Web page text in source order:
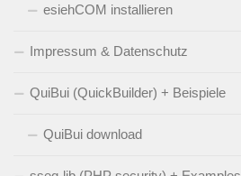
esiehCOM installieren
Impressum & Datenschutz
QuiBui (QuickBuilder) + Beispiele
QuiBui download